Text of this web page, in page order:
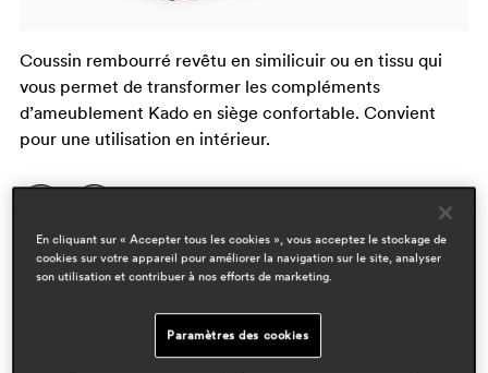
Coussin rembourré revêtu en similicuir ou en tissu qui
vous permet de transformer les compléments
d’ameublement Kado en siège confortable. Convient
pour une utilisation en intérieur.
En cliquant sur « Accepter tous les cookies », vous acceptez le stockage de
cookies sur votre appareil pour améliorer la navigation sur le site, analyser
son utilisation et contribuer à nos efforts de marketing.
Paramètres des cookies